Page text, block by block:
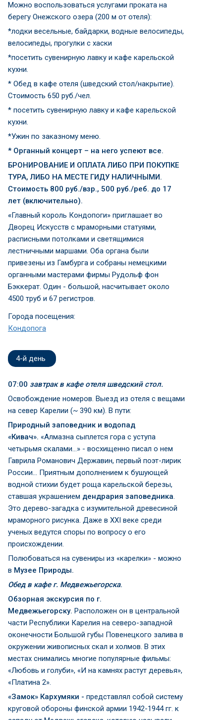
Можно воспользоваться услугами проката на
берегу Онежского озера (200 м от отеля):
*лодки весельные, байдарки, водные велосипеды,
велосипеды, прогулки с хаски
*посетить сувенирную лавку и кафе карельской
кухни.
* Обед в кафе отеля (шведский стол/накрытие).
Стоимость 650 руб./чел.
* посетить сувенирную лавку и кафе карельской
кухни.
*Ужин по заказному меню.
* Органный концерт – на него успеют все.
БРОНИРОВАНИЕ И ОПЛАТА ЛИБО ПРИ ПОКУПКЕ
ТУРА, ЛИБО НА МЕСТЕ ГИДУ НАЛИЧНЫМИ.
Стоимость 800 руб./взр., 500 руб./реб. до 17
лет (включительно).
«Главный король Кондопоги» приглашает во
Дворец Искусств с мраморными статуями,
расписными потолками и светящимися
лестничными маршами. Оба органа были
привезены из Гамбурга и собраны немецкими
органными мастерами фирмы Рудольф фон
Бэккерат. Один - большой, насчитывает около
4500 труб и 67 регистров.
Города посещения:
Кондопога
4-й день
07:00 завтрак в кафе отеля шведский стол.
Освобождение номеров. Выезд из отеля с вещами
на север Карелии (~ 390 км). В пути:
Природный заповедник и водопад
«Кивач». «Алмазна сыплется гора с уступа
четырьмя скалами...» - восхищенно писал о нем
Гаврила Романович Державин, первый поэт-лирик
России... Приятным дополнением к бушующей
водной стихии будет роща карельской березы,
ставшая украшением дендрария заповедника.
Это дерево-загадка с изумительной древесиной
мраморного рисунка. Даже в XXI веке среди
ученых ведутся споры по вопросу о его
происхождении.
Полюбоваться на сувениры из «карелки» - можно
в Музее Природы.
Обед в кафе г. Медвежьегорска.
Обзорная экскурсия по г.
Медвежьегорску. Расположен он в центральной
части Республики Карелия на северо-западной
оконечности Большой губы Повенецкого залива в
окружении живописных скал и холмов. В этих
местах снимались многие популярные фильмы:
«Любовь и голуби», «И на камнях растут деревья»,
«Платина 2».
«Замок» Кархумяки - представлял собой систему
круговой обороны финской армии 1942-1944 гг. к